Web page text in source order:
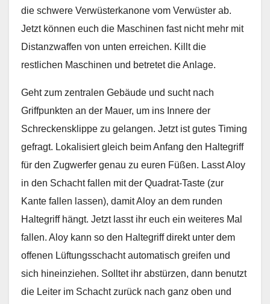
die schwere Verwüsterkanone vom Verwüster ab.
Jetzt können euch die Maschinen fast nicht mehr mit
Distanzwaffen von unten erreichen. Killt die
restlichen Maschinen und betretet die Anlage.
Geht zum zentralen Gebäude und sucht nach
Griffpunkten an der Mauer, um ins Innere der
Schreckensklippe zu gelangen. Jetzt ist gutes Timing
gefragt. Lokalisiert gleich beim Anfang den Haltegriff
für den Zugwerfer genau zu euren Füßen. Lasst Aloy
in den Schacht fallen mit der Quadrat-Taste (zur
Kante fallen lassen), damit Aloy an dem runden
Haltegriff hängt. Jetzt lasst ihr euch ein weiteres Mal
fallen. Aloy kann so den Haltegriff direkt unter dem
offenen Lüftungsschacht automatisch greifen und
sich hineinziehen. Solltet ihr abstürzen, dann benutzt
die Leiter im Schacht zurück nach ganz oben und